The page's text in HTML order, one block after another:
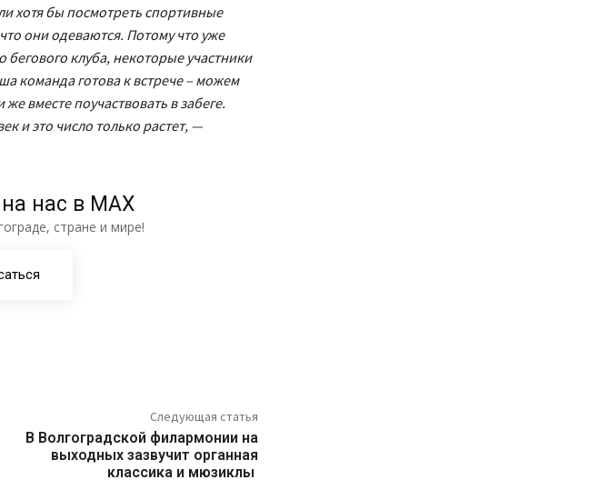
хотя бы посмотреть спортивные
они одеваются. Потому что уже
клуба, некоторые участники
команда готова к встрече – можем
вместе поучаствовать в забеге.
и это число только растет, —
нас в МАХ
стране и мире!
Следующая статья
В Волгоградской филармонии на
выходных зазвучит органная
классика и мюзиклы